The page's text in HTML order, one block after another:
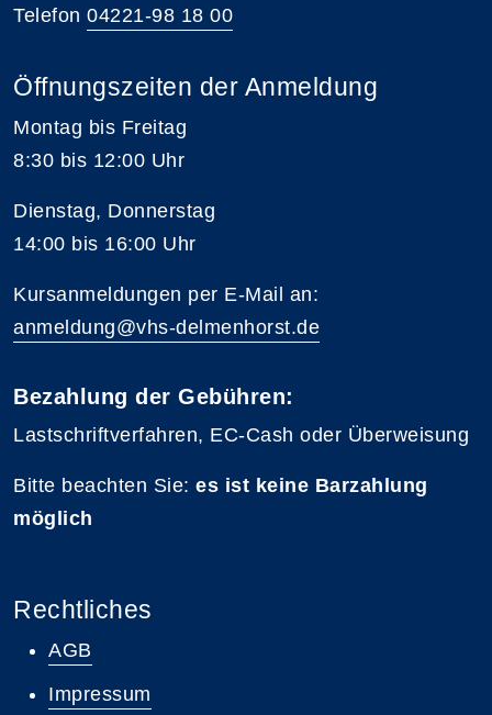
Telefon 04221-98 18 00
Öffnungszeiten der Anmeldung
Montag bis Freitag
8:30 bis 12:00 Uhr
Dienstag, Donnerstag
14:00 bis 16:00 Uhr
Kursanmeldungen per E-Mail an:
anmeldung@vhs-delmenhorst.de
Bezahlung der Gebühren:
Lastschriftverfahren, EC-Cash oder Überweisung
Bitte beachten Sie: es ist keine Barzahlung
möglich
Rechtliches
AGB
Impressum